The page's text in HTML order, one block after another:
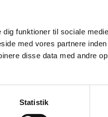
funktioner til sociale
med vores partnere
disse data med andre
Statistik